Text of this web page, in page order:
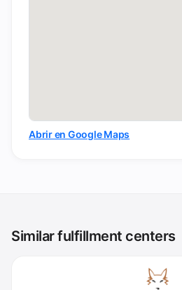
Abrir en Google Maps
Similar fulfillment centers